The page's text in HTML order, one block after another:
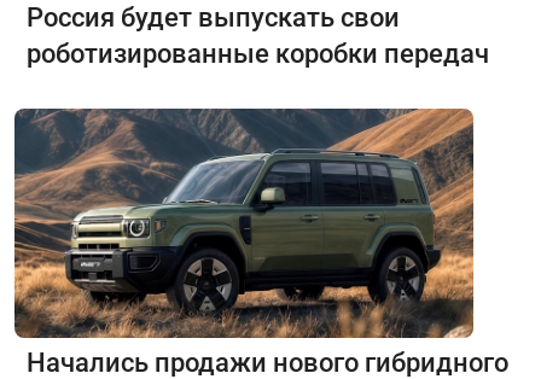
Россия будет выпускать свои
роботизированные коробки передач
Начались продажи нового гибридного